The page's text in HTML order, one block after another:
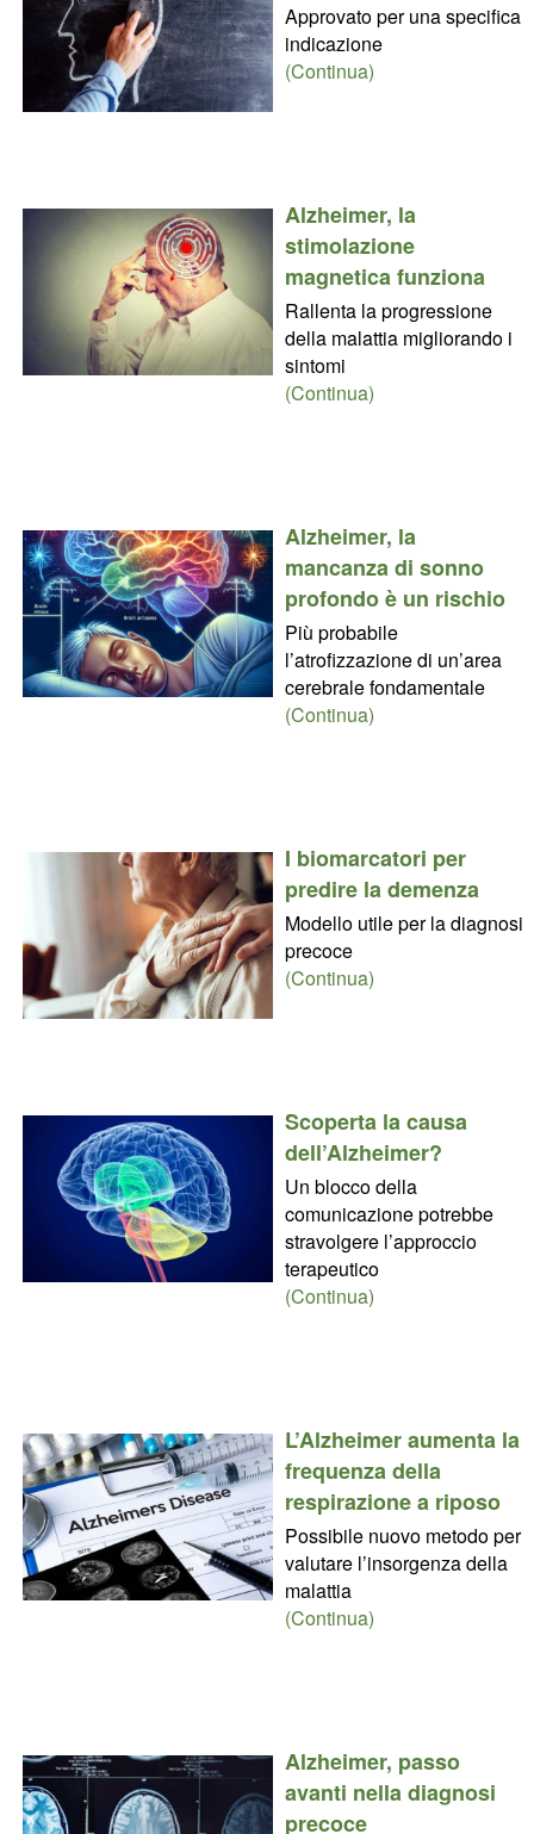
Approvato per una specifica
indicazione
(Continua)
Alzheimer, la
stimolazione
magnetica funziona
Rallenta la progressione
della malattia migliorando i
sintomi
(Continua)
Alzheimer, la
mancanza di sonno
profondo è un rischio
Più probabile
l’atrofizzazione di un’area
cerebrale fondamentale
(Continua)
I biomarcatori per
predire la demenza
Modello utile per la diagnosi
precoce
(Continua)
Scoperta la causa
dell’Alzheimer?
Un blocco della
comunicazione potrebbe
stravolgere l’approccio
terapeutico
(Continua)
L’Alzheimer aumenta la
frequenza della
respirazione a riposo
Possibile nuovo metodo per
valutare l’insorgenza della
malattia
(Continua)
Alzheimer, passo
avanti nella diagnosi
precoce